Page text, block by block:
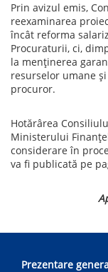
Prin avizul emis,
reexaminarea
încât reforma
Procuraturii, ci,
la menținerea
resurselor umane
procuror.
Hotărârea
Ministerului
considerare în
va fi publicată pe
navigation
Prezentare